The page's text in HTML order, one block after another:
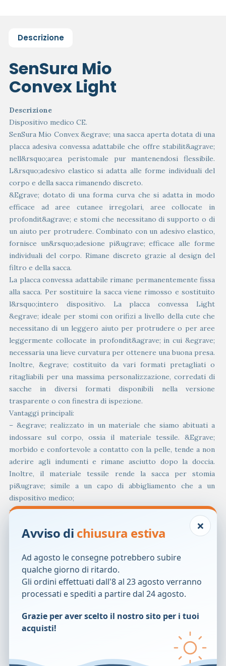
Descrizione
SenSura Mio
Convex Light
Descrizione
Dispositivo medico CE.
SenSura Mio Convex &egrave; una sacca aperta dotata di una
placca adesiva convessa adattabile che offre stabilit&agrave;
nell&rsquo;area peristomale pur mantenendosi flessibile.
L&rsquo;adesivo elastico si adatta alle forme individuali del
corpo e della sacca rimanendo discreto.
&Egrave; dotato di una forma curva che si adatta in modo
efficace ad aree cutanee irregolari, aree collocate in
profondit&agrave; e stomi che necessitano di supporto o di
un aiuto per protrudere. Combinato con un adesivo elastico,
fornisce un&rsquo;adesione pi&ugrave; efficace alle forme
individuali del corpo. Rimane discreto grazie al design del
filtro e della sacca.
La placca convessa adattabile rimane permanentemente fissa
alla sacca. Per sostituire la sacca viene rimosso e sostituito
l&rsquo;intero dispositivo. La placca convessa Light
&egrave; ideale per stomi con orifizi a livello della cute che
necessitano di un leggero aiuto per protrudere o per aree
leggermente collocate in profondit&agrave; in cui &egrave;
necessaria una lieve curvatura per ottenere una buona presa.
Inoltre, &egrave; costituito da vari formati pretagliati o
ritagliabili per una massima personalizzazione, corredati di
sacche in diversi formati disponibili nella versione
trasparente o con finestra di ispezione.
Vantaggi principali:
– &egrave; realizzato in un materiale che siamo abituati a
indossare sul corpo, ossia il materiale tessile. &Egrave;
morbido e confortevole a contatto con la pelle, tende a non
aderire agli indumenti e rimane asciutto dopo la doccia.
Inoltre, il materiale tessile rende la sacca per stomia
pi&ugrave; simile a un capo di abbigliamento che a un
dispositivo medico;
– il colore &egrave; stato scelto tra centinaia di colori per
trovare esattamente la tonalit&agrave; giusta per la massima
discrezione sotto indumenti di qualsiasi colore,&ndash;
– SenSura Mio Convex non tenta di imitare il corpo. Si tratta
di un prodotto naturale, un accessorio personale che
ottimizza la discrezione in modo da potersi sentire sempre
sicuri.
La funzione del pre-filtro &egrave; di proteggere la
membrana in carbone attivo, trattandosi di due parti molto
sensibili al contatto con le feci. In questo modo, il filtro
circolare si intasa con minore frequenza, consentendo
all&rsquo;aria di defluire pi&ugrave; a lungo attraverso il
×
Avviso di chiusura estiva
Ad agosto le consegne potrebbero subire
qualche giorno di ritardo.
Gli ordini effettuati dall'8 al 23 agosto verranno
processati e spediti a partire dal 24 agosto.
Grazie per aver scelto il nostro sito per i tuoi
acquisti!